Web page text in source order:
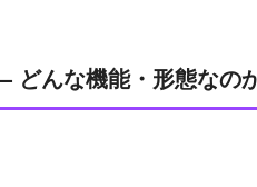
んな機能・形態なの